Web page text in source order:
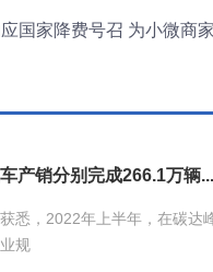
国家降费号召 为小微商
产销分别完成266.1万辆...
悉，2022年上半年，在碳
规